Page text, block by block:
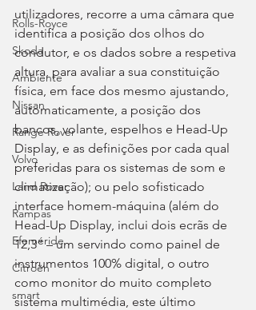
Rolls-Royce
Skoda
Ambiente
Nissan
Range Rover
Volvo
Land Rover
Rampas
Efeméride
Citroën
smart
utilizadores, recorre a uma câmara que
identifica a posição dos olhos do
condutor, e os dados sobre a respetiva
altura, para avaliar a sua constituição
física, em face dos mesmo ajustando,
automaticamente, a posição dos
bancos, volante, espelhos e Head-Up
Display, e as definições por cada qual
preferidas para os sistemas de som e
climatização); ou pelo sofisticado
interface homem-máquina (além do
Head-Up Display, inclui dois ecrãs de
12,3” – um servindo como painel de
instrumentos 100% digital, o outro
como monitor do muito completo
sistema multimédia, este último